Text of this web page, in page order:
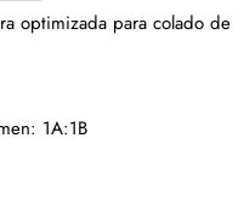
optimizada para colado de
1A:1B